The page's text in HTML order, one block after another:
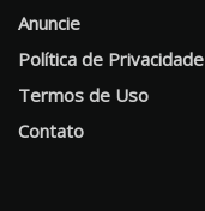
Anuncie
Política de Privacidade
Termos de Uso
Contato